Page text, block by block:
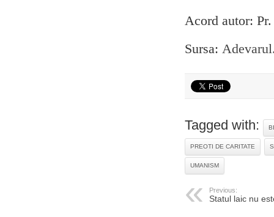
Acord autor:
Sursa:
Tagged with:
PREOTI DE CARITATE
UMANISM
Previous:
Statul laic nu